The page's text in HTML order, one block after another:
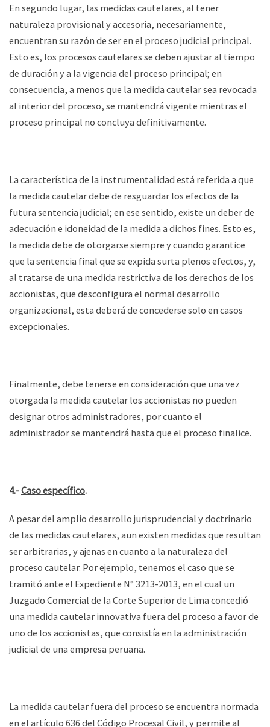
En segundo lugar, las medidas cautelares, al tener
naturaleza provisional y accesoria, necesariamente,
encuentran su razón de ser en el proceso judicial principal.
Esto es, los procesos cautelares se deben ajustar al tiempo
de duración y a la vigencia del proceso principal; en
consecuencia, a menos que la medida cautelar sea revocada
al interior del proceso, se mantendrá vigente mientras el
proceso principal no concluya definitivamente.
La característica de la instrumentalidad está referida a que
la medida cautelar debe de resguardar los efectos de la
futura sentencia judicial; en ese sentido, existe un deber de
adecuación e idoneidad de la medida a dichos fines. Esto es,
la medida debe de otorgarse siempre y cuando garantice
que la sentencia final que se expida surta plenos efectos, y,
al tratarse de una medida restrictiva de los derechos de los
accionistas, que desconfigura el normal desarrollo
organizacional, esta deberá de concederse solo en casos
excepcionales.
Finalmente, debe tenerse en consideración que una vez
otorgada la medida cautelar los accionistas no pueden
designar otros administradores, por cuanto el
administrador se mantendrá hasta que el proceso finalice.
4.-Caso específico.
A pesar del amplio desarrollo jurisprudencial y doctrinario
de las medidas cautelares, aun existen medidas que resultan
ser arbitrarias, y ajenas en cuanto a la naturaleza del
proceso cautelar. Por ejemplo, tenemos el caso que se
tramitó ante el Expediente N° 3213-2013, en el cual un
Juzgado Comercial de la Corte Superior de Lima concedió
una medida cautelar innovativa fuera del proceso a favor de
uno de los accionistas, que consistía en la administración
judicial de una empresa peruana.
La medida cautelar fuera del proceso se encuentra normada
en el artículo 636 del Código Procesal Civil, y permite al